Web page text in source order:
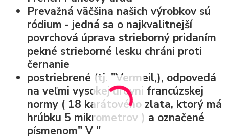
Prevažná väčšina našich výrobkov sú
ródium - jedná sa o najkvalitnejší
povrchová úprava strieborný pridaním
pekné strieborné lesku chráni proti
černanie
postriebrené (tj. "Vermeil,), odpovedá
na veľmi vysokej úrovni francúzskej
normy ( 18 karátového zlata, ktorý má
hrúbku 5 mikrometrov ) a označené
písmenom" V "